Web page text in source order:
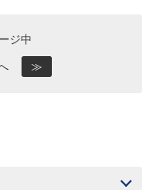
ジ中
≫